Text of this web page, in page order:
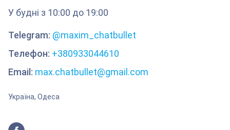
У будні з 10:00 до 19:00
Telegram: @maxim_chatbullet
Телефон: +380933044610
Email: max.chatbullet@gmail.com
Україна, Одеса